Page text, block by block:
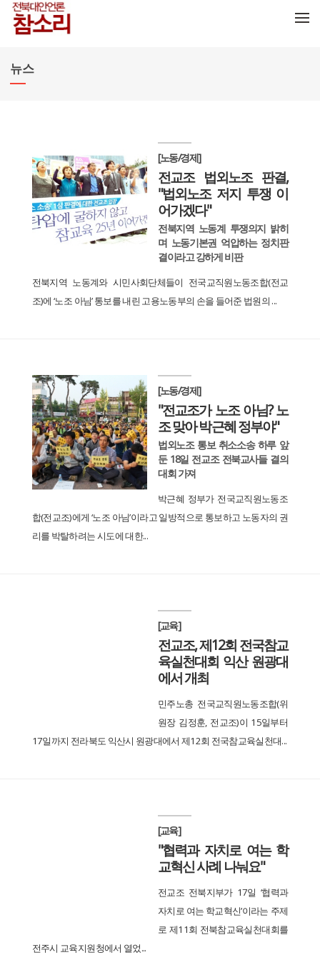
뉴스
[노동/경제]
전교조 법외노조 판결,
"법외노조 저지 투쟁 이
어가겠다"
전북지역 노동계 투쟁의지 밝히
며 노동기본권 억압하는 정치판
결이라고 강하게 비판
전북지역 노동계와 시민사회단체들이 전국교직원노동조합(전교
조)에 ‘노조 아님’ 통보를 내린 고용노동부의 손을 들어준 법원의 ...
[노동/경제]
"전교조가 노조 아님? 노
조 맞아 박근혜 정부야"
법외노조 통보 취소소송 하루 앞
둔 18일 전교조 전북교사들 결의
대회 가져
박근혜 정부가 전국교직원노동조
합(전교조)에게 ‘노조 아님’이라고 일방적으로 통보하고 노동자의 권
리를 박탈하려는 시도에 대한...
[교육]
전교조, 제12회 전국참교
육실천대회 익산 원광대
에서 개최
민주노총 전국교직원노동조합(위
원장 김정훈, 전교조)이 15일부터
17일까지 전라북도 익산시 원광대에서 제12회 전국참교육실천대...
[교육]
"협력과 자치로 여는 학
교혁신 사례 나눠요"
전교조 전북지부가 17일 ‘협력과
자치로 여는 학교혁신’이라는 주제
로 제11회 전북참교육실천대회를
전주시 교육지원청에서 열었...